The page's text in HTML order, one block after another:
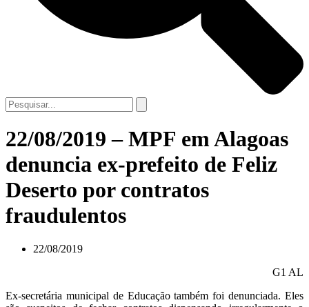
22/08/2019 – MPF em Alagoas
denuncia ex-prefeito de Feliz
Deserto por contratos
fraudulentos
22/08/2019
G1 AL
Ex-secretária municipal de Educação também foi denunciada. Eles